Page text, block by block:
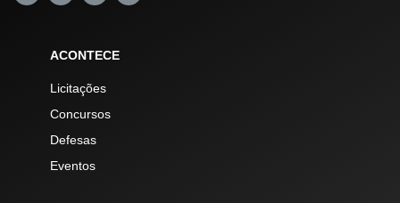
ACONTECE
Licitações
Concursos
Defesas
Eventos